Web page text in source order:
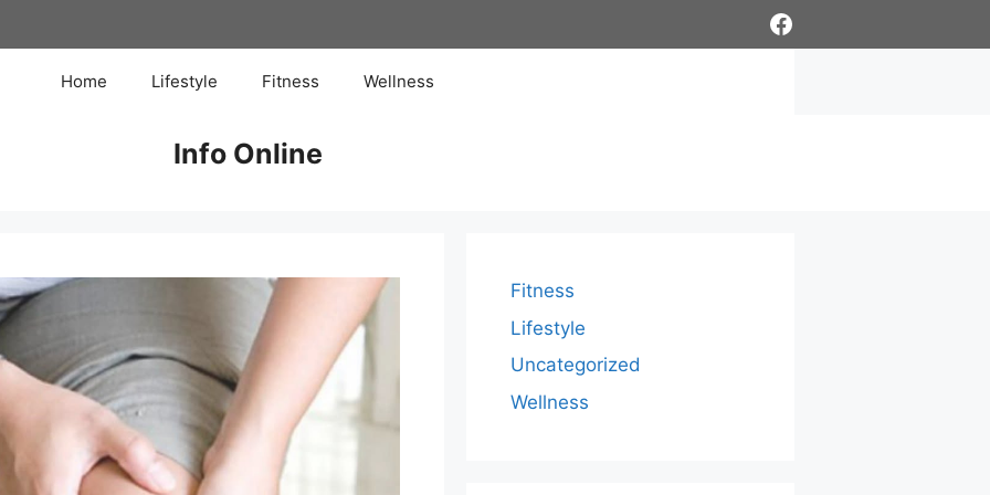
Facebook
Home Lifestyle Fitness Wellness
Info Online
Fitness
Lifestyle
Uncategorized
Wellness